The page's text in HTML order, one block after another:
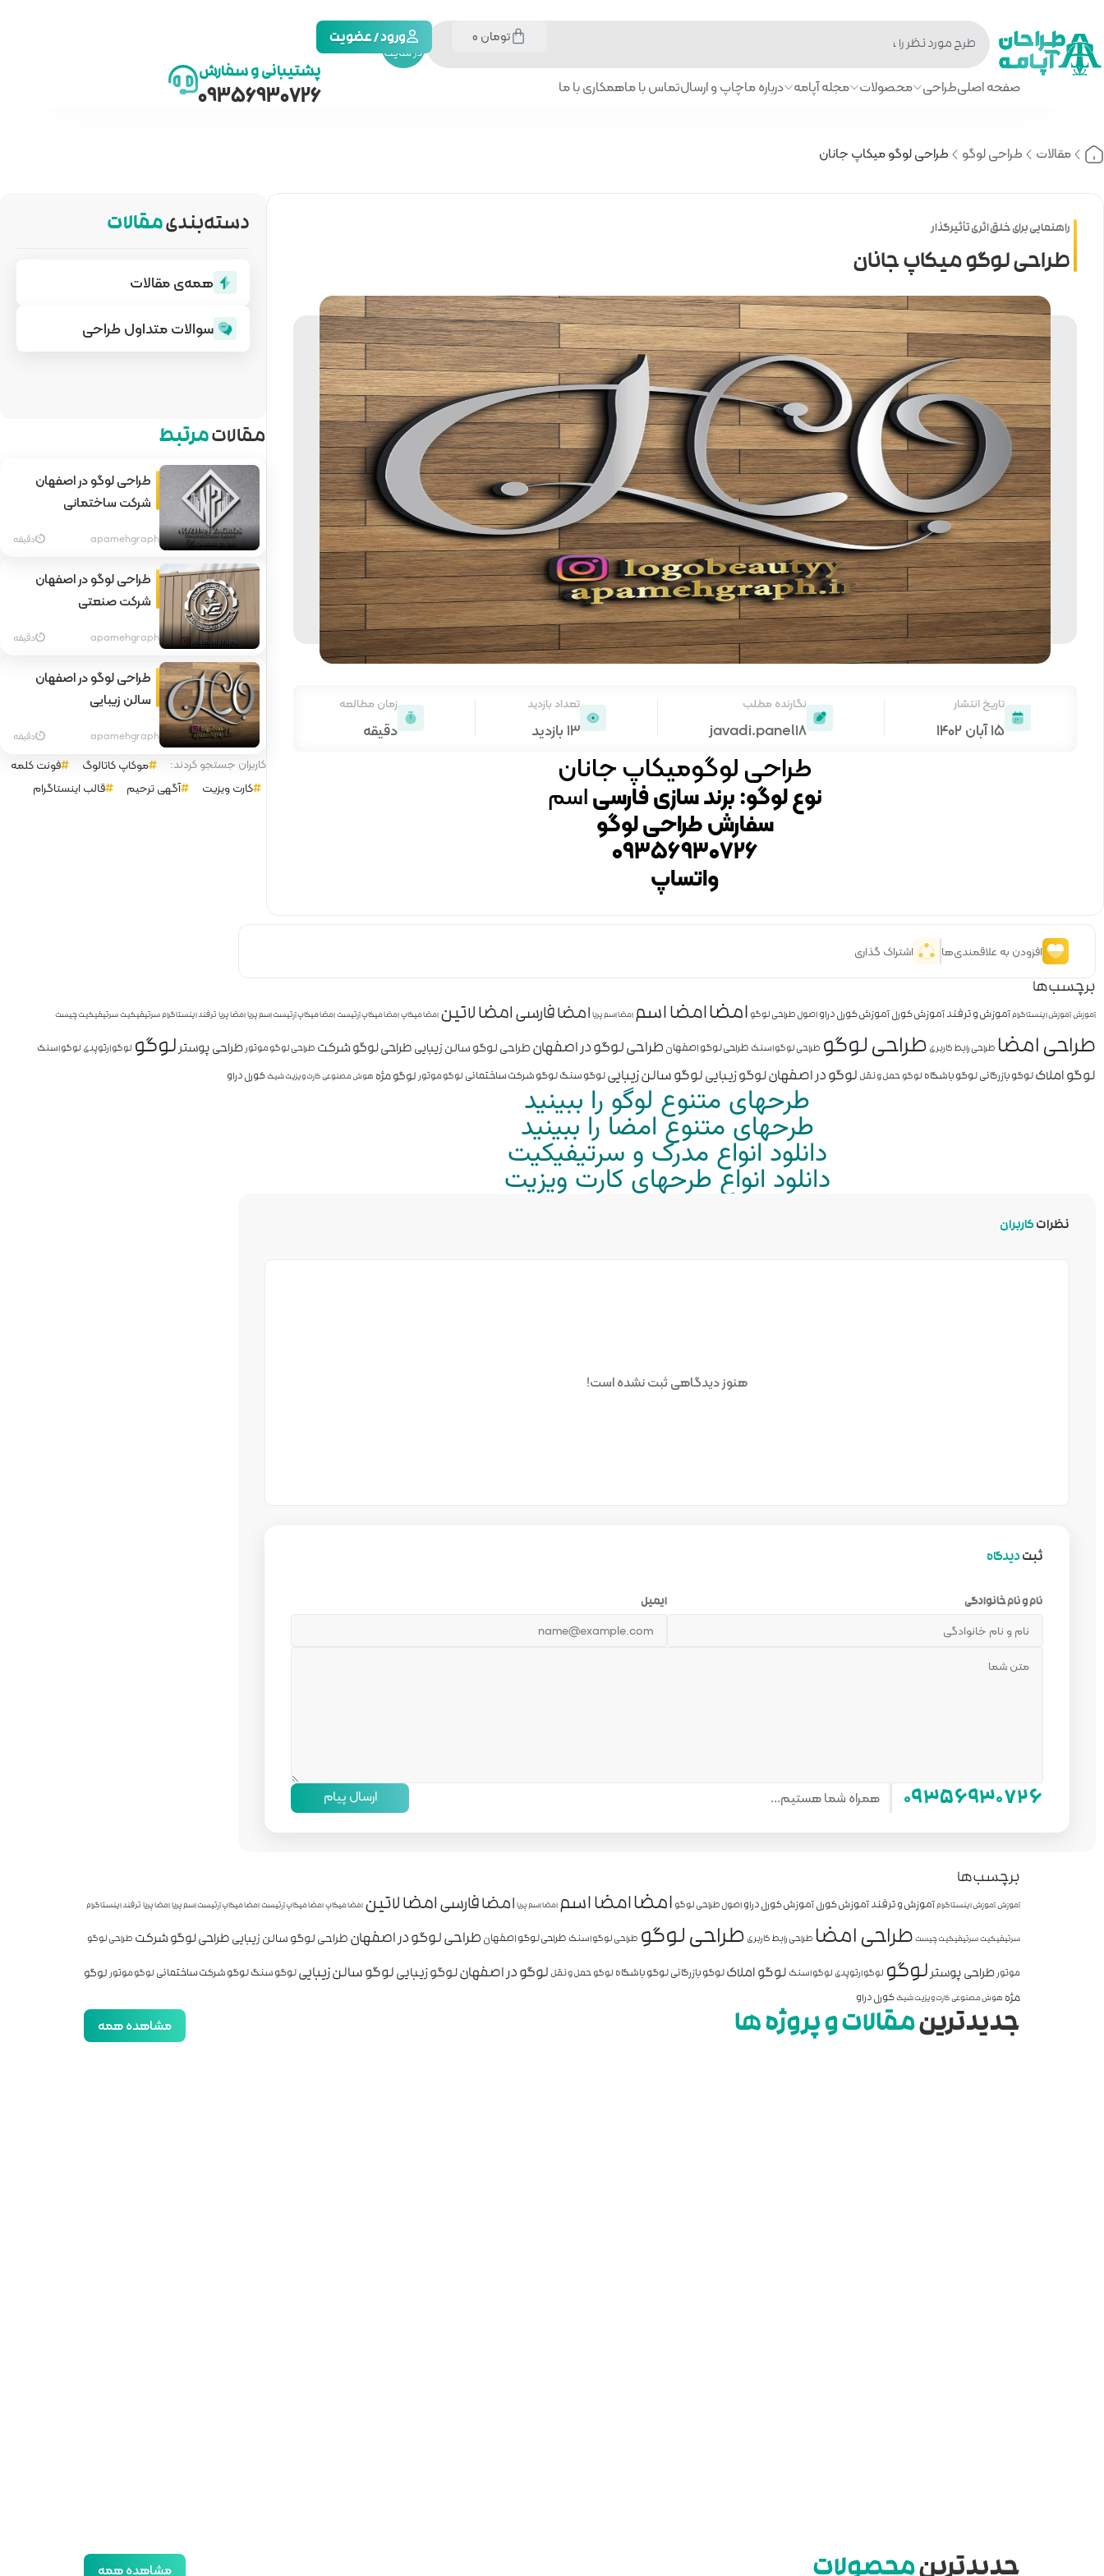
جستجو
در سایت
تومان ورود / عضویت
صفحه اصلیطراحی محصولات مجله آپامه درباره ماچاپ و ارسالتماس با ماهمکاری با ما
پشتیبانی و سفارش
09356930726
مقالات طراحی لوگو طراحی لوگو میکاپ جانان
طراحی لوگو میکاپ جانان
راهنمایی برای خلق اثری تأثیرگذار
تاریخ انتشار
۱۵ آبان ۱۴۰۲
نگارنده مطلب
javadi.panel18
تعداد بازدید
13 بازدید
زمان مطالعه
دقیقه
طراحی لوگومیکاپ جانان
نوع لوگو: برند سازی فارسیاسم
سفارش طراحی لوگو
۰۹۳۵۶۹۳۰۷۲۶
واتساپ
دسته‌بندیمقالات
همه‌ی مقالات
سوالات متداول طراحی
مقالاتمرتبط
طراحی لوگو در اصفهان
شرکت ساختمانی
apamehgraph دقیقه
طراحی لوگو در اصفهان
شرکت صنعتی
apamehgraph دقیقه
طراحی لوگو در اصفهان
سالن زیبایی
apamehgraph دقیقه
کاربران جستجو کردند: موکاپ کاتالوگ
فونت کلمه
کارت ویزیت
آگهی ترحیم قالب اینستاگرام
افزودن به علاقمندی‌ها اشتراک گذاری
برچسب‌ها
آموزشآموزش اینستاگرامآموزش و ترفندآموزش کورلآموزش کورل دراواصول طراحی لوگو امضاامضا اسم امضا اسم پریا امضا فارسیامضا لاتین امضا میکاپامضا میکاپ آرتیستامضا میکاپ آرتیست اسم پریاامضا پریا ترفند اینستاگرامسرتیفیکیتسرتیفیکیت چیست
طراحی امضا طراحی رابط کاربری طراحی لوگو طراحی لوگو اسنک طراحی لوگو اصفهان طراحی لوگو در اصفهانطراحی لوگو سالن زیباییطراحی لوگو شرکت طراحی لوگو موتورطراحی پوسترلوگو لوگو ارتوپدی لوگو اسنک
لوگو املاکلوگو بازرگانیلوگو باشگاه لوگو حمل و نقل لوگو در اصفهانلوگو زیباییلوگو سالن زیباییلوگو سنگلوگو شرکت ساختمانی لوگو موتورلوگو مژه هوش مصنوعیکارت ویزیت شیککورل دراو
طرحهای متنوع لوگو را ببینید
طرحهای متنوع امضا را ببینید
دانلود انواع مدرک و سرتیفیکیت
دانلود انواع طرحهای کارت ویزیت
نظراتکاربران
هنوز دیدگاهی ثبت نشده است!
ثبتدیدگاه
نام و نام خانوادگی ایمیل
۰۹۳۵۶۹۳۰۷۲۶ همراه شما هستیم... ارسال پیام
برچسب‌ها
آموزشآموزش اینستاگرامآموزش و ترفندآموزش کورلآموزش کورل دراواصول طراحی لوگو امضاامضا اسم امضا اسم پریا امضا فارسیامضا لاتین امضا میکاپامضا میکاپ آرتیستامضا میکاپ آرتیست اسم پریاامضا پریا ترفند اینستاگرام
سرتیفیکیتسرتیفیکیت چیست طراحی امضا طراحی رابط کاربری طراحی لوگو طراحی لوگو اسنک طراحی لوگو اصفهان طراحی لوگو در اصفهانطراحی لوگو سالن زیباییطراحی لوگو شرکت طراحی لوگو
موتورطراحی پوسترلوگو لوگو ارتوپدی لوگو اسنک لوگو املاکلوگو بازرگانیلوگو باشگاه لوگو حمل و نقل لوگو در اصفهانلوگو زیباییلوگو سالن زیباییلوگو سنگلوگو شرکت ساختمانی لوگو موتورلوگو
مژه هوش مصنوعیکارت ویزیت شیککورل دراو
جدیدترینمقالات و پروژه ها مشاهده همه
مشاهده همه